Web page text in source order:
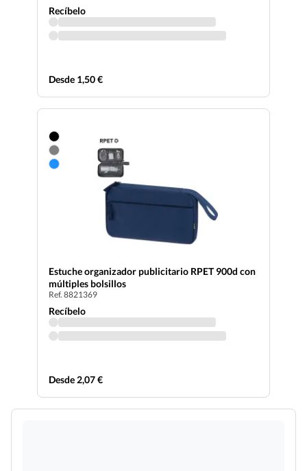
Recíbelo
Desde 1,50 €
Estuche organizador publicitario RPET 900d con
múltiples bolsillos
Ref. 8821369
Recíbelo
Desde 2,07 €